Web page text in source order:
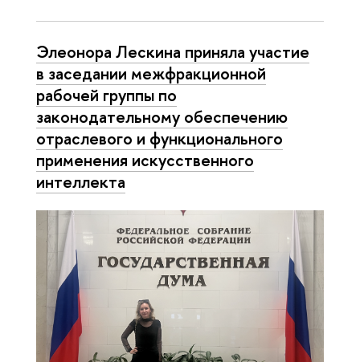
Элеонора Лескина приняла участие
в заседании межфракционной
рабочей группы по
законодательному обеспечению
отраслевого и функционального
применения искусственного
интеллекта